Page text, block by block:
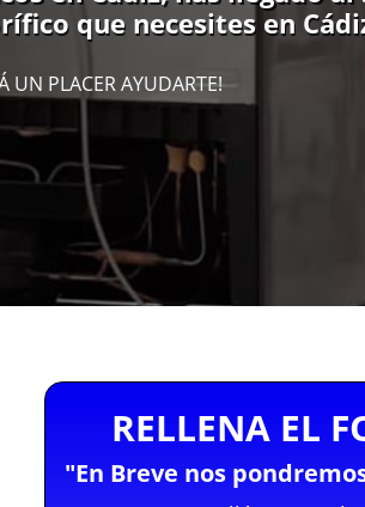
que necesites en
UN PLACER AYUDARTE!
RELLENA EL
"En Breve nos